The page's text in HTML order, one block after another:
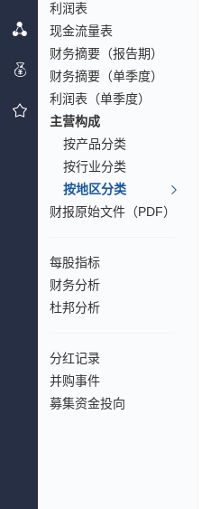
利润表
现金流量表
财务摘要（报告期）
财务摘要（单季度）
利润表（单季度）
主营构成
按产品分类
按行业分类
按地区分类
财报原始文件（PDF）
每股指标
财务分析
杜邦分析
分红记录
并购事件
募集资金投向